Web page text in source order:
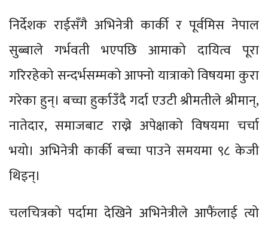
निर्देशक राईसँगै अभिनेत्री कार्की र पूर्वमिस नेपाल
सुब्बाले गर्भवती भएपछि आमाको दायित्व पूरा
गरिरहेको सन्दर्भसम्मको आफ्नो यात्राको विषयमा कुरा
गरेका हुन्। बच्चा हुर्काउँदै गर्दा एउटी श्रीमतीले श्रीमान्,
नातेदार, समाजबाट राख्ने अपेक्षाको विषयमा चर्चा
भयो। अभिनेत्री कार्की बच्चा पाउने समयमा ९८ केजी
थिइन्।
चलचित्रको पर्दामा देखिने अभिनेत्रीले आफैंलाई त्यो